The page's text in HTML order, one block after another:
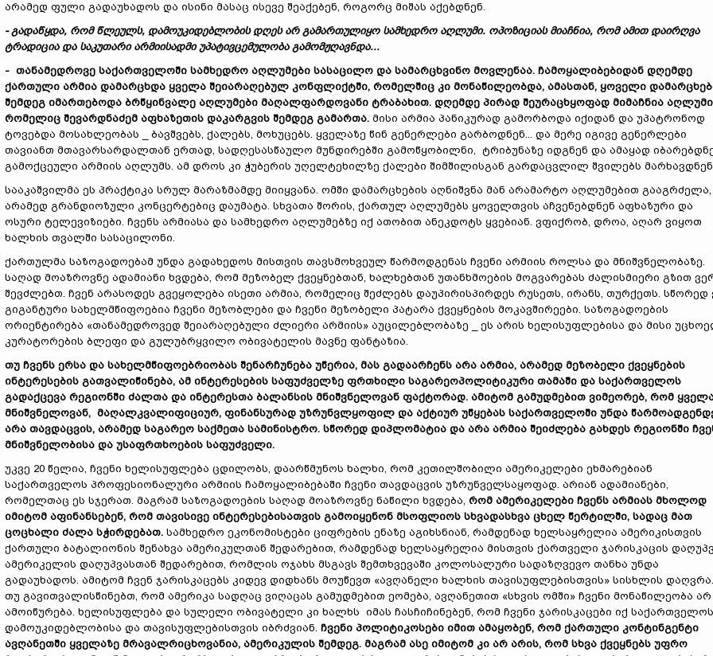
არამედ ფული გადაუხადოს და ისინი მასაც ისევე შეაქებენ, როგორც მიშას აქებდნენ.
- გადაწყდა, რომ წლეულს, დამოუკიდებლობის დღეს არ გამართულიყო სამხედრო აღლუმი. ოპოზიციას მიაჩნია, რომ ამით დაირღვა
ტრადიცია და საკუთარი არმიისადმი უპატივცემულობა გამომჟღავნდა...
- თანამედროვე საქართველოში სამხედრო აღლუმები სასაცილო და სამარცხვინო მოვლენაა. ჩამოყალიბებიდან დღემდე
ქართული არმია დამარცხდა ყველა შეიარაღებულ კონფლიქტში, რომელშიც კი მონაწილეობდა, ამასთან, ყოველი
შემდეგ იმართებოდა ბრწყინვალე აღლუმები მაღალფარდოვანი ტრაბახით. დღემდე პირად შეურაცხყოფად მიმაჩნია
რომელიც შევარდნაძემ აფხაზეთის დაკარგვის შემდეგ გამართა. მისი არმია პანიკურად გამორბოდა იქიდან და უპატრონოდ
ტოვებდა მოსახლეობას _ ბავშვებს, ქალებს, მოხუცებს. ყველაზე წინ გენერლები გარბოდნენ... და მერე იგივე გენერლები
თავიანთ მთავარსარდალთან ერთად, სადღესასწაულო მუნდირებში გამოწყობილნი, ტრიბუნაზე იდგნენ და ამაყად
გამოქცეული არმიის აღლუმს. ამ დროს კი ჭუბერის უღელტეხილზე ქალები შიმშილისგან გარდაცვლილ შვილებს
სააკაშვილმა ეს პრაქტიკა სრულ მარაზმამდე მიიყვანა. ომში დამარცხების აღნიშვნა მან არამარტო აღლუმებით გააგრძელა,
არამედ გრანდიოზული კონცერტებიც დაუმატა. სხვათა შორის, ქართულ აღლუმებს ყოველთვის აჩვენებდნენ აფხაზური და
ოსური ტელევიზიები. ჩვენს არმიასა და სამხედრო აღლუმებზე იქ ათობით ანეკდოტს ყვებიან. ვფიქრობ, დროა, აღარ ვიყოთ
ხალხის თვალში სასაცილონი.
ქართულმა საზოგადოებამ უნდა გადახედოს მისთვის თავსმოხვეულ წარმოდგენას ჩვენი არმიის როლსა და მნიშვნელობაზე.
საღად მოაზროვნე ადამიანი ხვდება, რომ მეზობელ ქვეყნებთან, ხალხებთან უთანხმოების მოგვარებას ძალისმიერი გზით
შევძლებთ. ჩვენ არასოდეს გვეყოლება ისეთი არმია, რომელიც შეძლებს დაუპირისპირდეს რუსეთს, ირანს, თურქეთს. სწორედ
გიგანტური სახელმწიფოებია ჩვენი მეზობლები და ჩვენი მეზობელი პატარა ქვეყნების მოკავშირეები. საზოგადოების
ორიენტირება «თანამედროვედ შეიარაღებული ძლიერი არმიის» აუცილებლობაზე _ ეს არის ხელისუფლებისა და მისი
კურატორების ბლეფი და გულუბრყვილო ობივატელის მავნე ფანტაზია.
თუ ჩვენს ერსა და სახელმწიფოებრიობას შენარჩუნება უწერია, მას გადაარჩენს არა არმია, არამედ მეზობელი ქვეყნების
ინტერესების გათვალიწინება, ამ ინტერესების საფუძველზე ფრთხილი საგარეოპოლიტიკური თამაში და საქართველოს
გადაქცევა რეგიონში ძალთა და ინტერესთა ბალანსის მნიშვნელოვან ფაქტორად. ამიტომ გამუდმებით ვიმეორებ, რომ
მნიშვნელოვან, მაღალკვალიფიციურ, ფინანსურად უზრუნვლყოფილ და აქტიურ უწყებას საქართველოში უნდა
არა თავდაცვის, არამედ საგარეო საქმეთა სამინისტრო. სწორედ დიპლომატია და არა არმია შეიძლება გახდეს რეგიონში
მნიშვნელობისა და უსაფრთხოების საფუძველი.
უკვე 20 წელია, ჩვენი ხელისუფლება ცდილობს, დაარწმუნოს ხალხი, რომ კეთილშობილი ამერიკელები ეხმარებიან
საქართველოს პროფესიონალური არმიის ჩამოყალიბებაში ჩვენი თავდაცვის უზრუნველსაყოფად. არიან ადამიანები,
რომელთაც ეს სჯერათ. მაგრამ საზოგადოების საღად მოაზროვნე ნაწილი ხვდება, რომ ამერიკელები ჩვენს არმიას მხოლოდ
იმიტომ აფინანსებენ, რომ თავისივე ინტერესებისათვის გამოიყენონ მსოფლიოს სხვადასხვა ცხელ წერტილში, სადაც მათ
ცოცხალი ძალა სჭირდებათ. სამხედრო ეკონომისტები ციფრების ენაზე აგიხსნიან, რამდენად ხელსაყრელია ამერიკისთვის
ქართული ბატალიონის შენახვა ამერიკულთან შედარებით, რამდენად ხელსაყრელია მისთვის ქართველი ჯარისკაცის
ამერიკელის დაღუპვასთან შედარებით, რომლის ოჯახს მსგავს შემთხვევაში კოლოსალური სადაზღვევო თანხა უნდა
გადაუხადოს. ამიტომ ჩვენ ჯარისკაცებს კიდევ დიდხანს მოუწევთ «ავღანელი ხალხის თავისუფლებისთვის» სისხლის დაღვრა.
თუ გავითვალისწინებთ, რომ ამერიკა სადღაც ვიღაცას გამუდმებით ეომება, ავღანეთით «სხვის ომში» ჩვენი მონაწილეობა არ
ამოიწურება. ხელისუფლება და სულელი ობივატელი კი ხალხს იმას ჩასჩიჩინებენ, რომ ჩვენი ჯარისკაცები იქ საქართველოს
დამოუკიდებლობისა და თავისუფლებისთვის იბრძვიან. ჩვენი პოლიტიკოსები იმით ამაყობენ, რომ ქართული კონტინგენტი
ავღანეთში ყველაზე მრავალრიცხოვანია, ამერიკულის შემდეგ. მაგრამ ასე იმიტომ კი არ არის, რომ სხვა ქვეყნებს უფრო